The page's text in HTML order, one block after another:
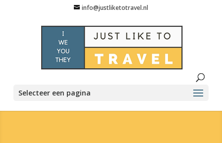
info@justliketotravel.nl
Selecteer een pagina